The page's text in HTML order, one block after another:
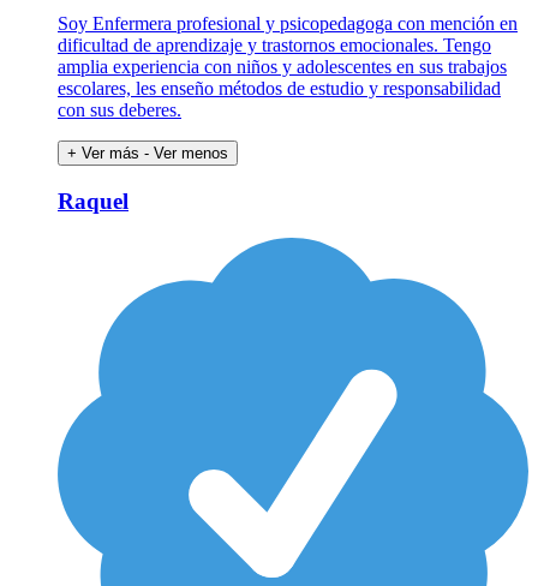
Soy Enfermera profesional y psicopedagoga con mención en
dificultad de aprendizaje y trastornos emocionales. Tengo
amplia experiencia con niños y adolescentes en sus trabajos
escolares, les enseño métodos de estudio y responsabilidad
con sus deberes.
+ Ver más - Ver menos
Raquel